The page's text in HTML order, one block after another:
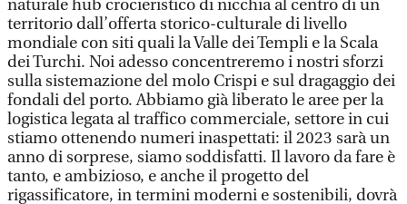
naturale hub crocieristico di nicchia al centro di un
territorio dall’offerta storico-culturale di livello
mondiale con siti quali la Valle dei Templi e la Scala
dei Turchi. Noi adesso concentreremo i nostri sforzi
sulla sistemazione del molo Crispi e sul dragaggio dei
fondali del porto. Abbiamo già liberato le aree per la
logistica legata al traffico commerciale, settore in cui
stiamo ottenendo numeri inaspettati: il 2023 sarà un
anno di sorprese, siamo soddisfatti. Il lavoro da fare è
tanto, e ambizioso, e anche il progetto del
rigassificatore, in termini moderni e sostenibili, dovrà